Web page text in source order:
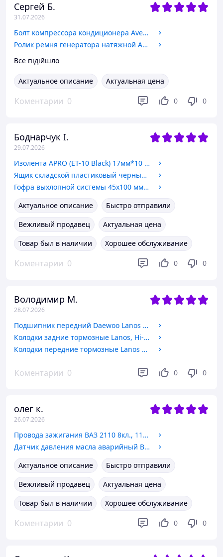
Сергей Б.
31.07.2026
Болт компрессора кондиционера Aveo/Lacetti, "GM" (94500979)
Ролик ремня генератора натяжной Aveo, HSC (70317) большой ф 75 мм (96183113/96349976)
Все підійшло
Актуальное описание Актуальная цена
Коментарии 0 0 0
Боднарчук І.
29.07.2026
Изолента APRO (ET-10 Black) 17мм*10 м черная
Ящик складской пластиковый черный, (250*145*130) мм б/у
Гофра выхлопной системы 45х100 мм "кольчуга" WANLANDA (BW-45100/3W)
Актуальное описание
Быстро отправили
Вежливый продавец
Актуальная цена
Товар был в наличии
Хорошее обслуживание
Коментарии 0 0 0
Володимир М.
28.07.2026
Подшипник передний Daewoo Lanos R13, Sens, Nexia, Aveo, Tavria, Lada 2108/09, (34x37x64), SHAFER (SH15314)
Колодки задние тормозные Lanos, Hi-Q (SA055) (S4520003) (SA055-NEW)
Колодки передние тормозные Lanos 1.5, Hi-Q (SP1086) (96281945)
Коментарии 0 0 0
олег к.
26.07.2026
Провода зажигания ВАЗ 2110 8кл., 1118 8кл., TESLA (T395S) силикон (2111-3707010)
Датчик давления масла аварийный ВАЗ 2101, VERNET (OS3513) (2101-3810600)
Актуальное описание
Быстро отправили
Вежливый продавец
Актуальная цена
Товар был в наличии
Хорошее обслуживание
Коментарии 0 0 0